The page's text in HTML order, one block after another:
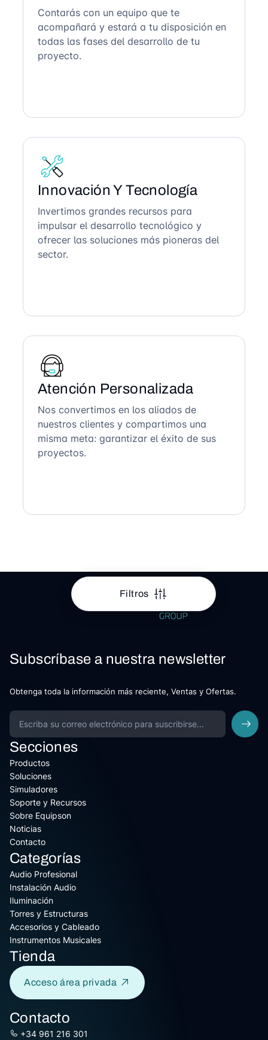
Filtros
Contarás con un equipo que te
acompañará y estará a tu disposición en
todas las fases del desarrollo de tu
proyecto.
Innovación Y Tecnología
Invertimos grandes recursos para
impulsar el desarrollo tecnológico y
ofrecer las soluciones más pioneras del
sector.
Atención Personalizada
Nos convertimos en los aliados de
nuestros clientes y compartimos una
misma meta: garantizar el éxito de sus
proyectos.
Subscríbase a nuestra newsletter
Obtenga toda la información más reciente, Ventas y Ofertas.
Secciones
Productos
Soluciones
Simuladores
Soporte y Recursos
Sobre Equipson
Noticias
Contacto
Categorías
Audio Profesional
Instalación Audio
Iluminación
Torres y Estructuras
Accesorios y Cableado
Instrumentos Musicales
Tienda
Acceso área privada
Contacto
+34 961 216 301